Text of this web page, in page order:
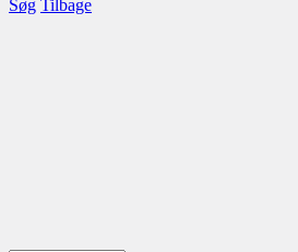
Søg Tilbage